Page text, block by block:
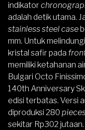
indikator
adalah detik utama.
stainless steel case
mm. Untuk melindungi
kristal safir pada
memiliki ketahanan
Bulgari Octo
140th Anniversary
edisi terbatas. Versi
diproduksi 280
sekitar Rp302